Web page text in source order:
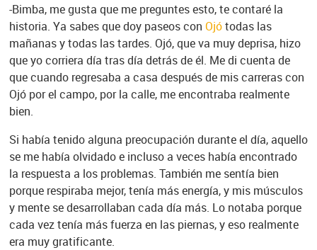
-Bimba, me gusta que me preguntes esto, te contaré la
historia. Ya sabes que doy paseos con Ojótodas las
mañanas y todas las tardes. Ojó, que va muy deprisa, hizo
que yo corriera día tras día detrás de él. Me di cuenta de
que cuando regresaba a casa después de mis carreras con
Ojó por el campo, por la calle, me encontraba realmente
bien.
Si había tenido alguna preocupación durante el día, aquello
se me había olvidado e incluso a veces había encontrado
la respuesta a los problemas. También me sentía bien
porque respiraba mejor, tenía más energía, y mis músculos
y mente se desarrollaban cada día más. Lo notaba porque
cada vez tenía más fuerza en las piernas, y eso realmente
era muy gratificante.